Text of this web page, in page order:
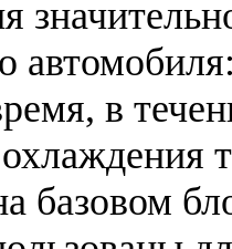
в
базовом